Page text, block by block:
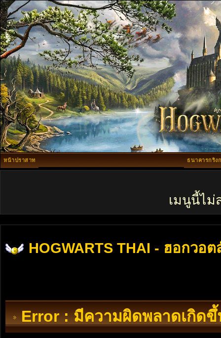
หน้าปราสาท ธนาคารกริง
เมนูนี้ไม่
HOGWARTS THAI - ฮอกวอต
Error : มีความผิดพลาดเกิดขึ้